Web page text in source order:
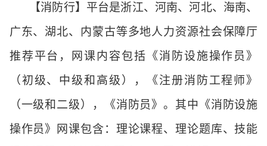
【消防行】平台是浙江、河南、河北、海南、
广东、湖北、内蒙古等多地人力资源社会保障厅
推荐平台，网课内容包括《消防设施操作员》
（初级、中级和高级），《注册消防工程师》
（一级和二级），《消防员》。其中《消防设施
操作员》网课包含：理论课程、理论题库、技能